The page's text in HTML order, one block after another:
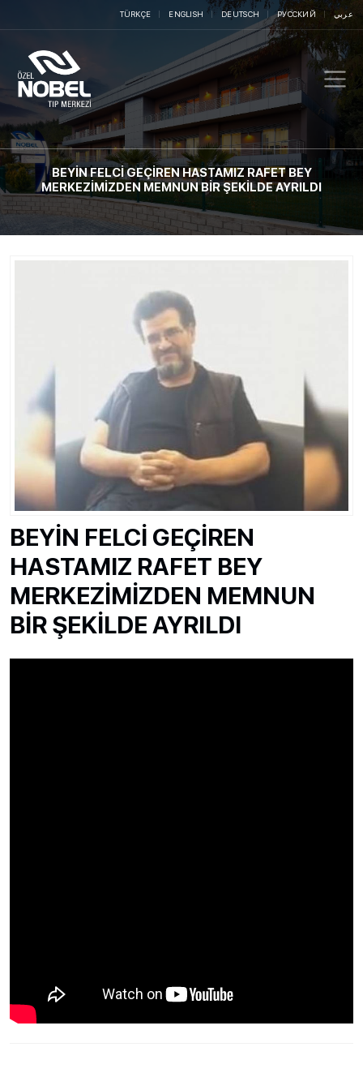
TÜRKÇE ENGLISH DEUTSCH РУССКИЙ عربي
BEYİN FELCİ GEÇİREN HASTAMIZ RAFET BEY
MERKEZİMİZDEN MEMNUN BİR ŞEKİLDE AYRILDI
BEYİN FELCİ GEÇİREN
HASTAMIZ RAFET BEY
MERKEZİMİZDEN MEMNUN
BİR ŞEKİLDE AYRILDI